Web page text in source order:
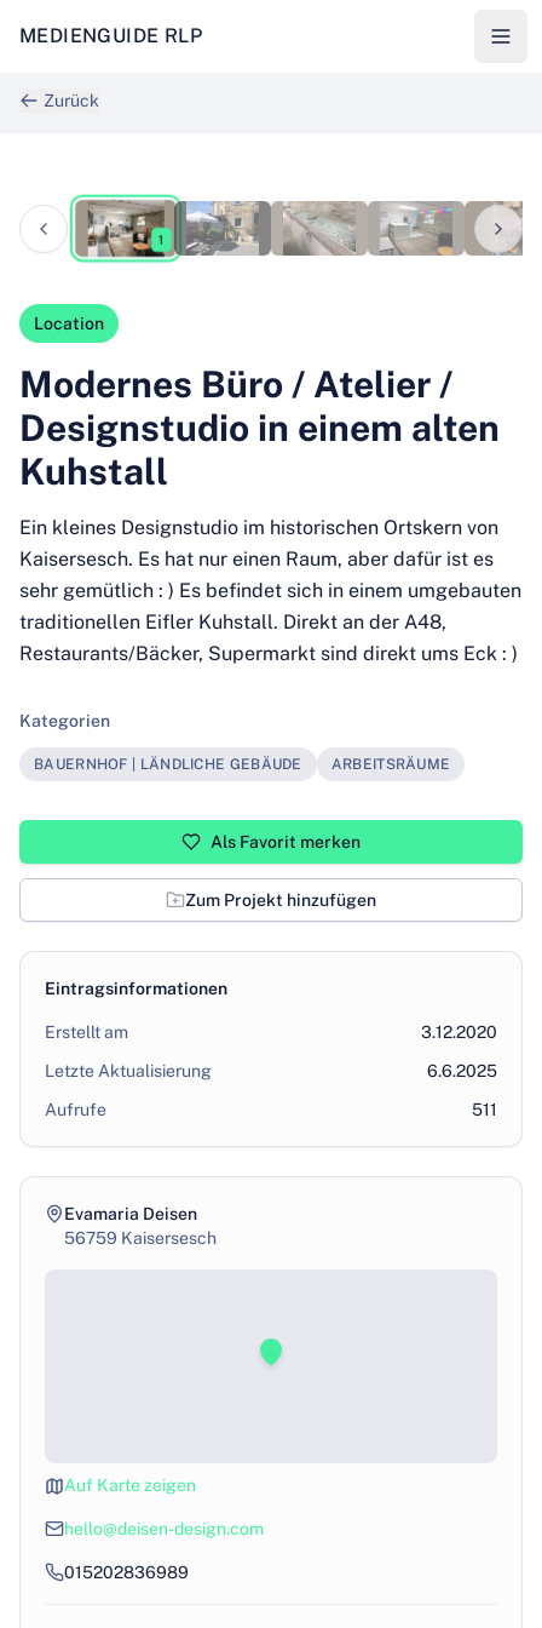
MEDIENGUIDE RLP
Zurück
1/ 5
1
Location
Modernes Büro / Atelier /
Designstudio in einem alten
Kuhstall
Ein kleines Designstudio im historischen Ortskern von
Kaisersesch. Es hat nur einen Raum, aber dafür ist es
sehr gemütlich : ) Es befindet sich in einem umgebauten
traditionellen Eifler Kuhstall. Direkt an der A48,
Restaurants/Bäcker, Supermarkt sind direkt ums Eck : )
Kategorien
BAUERNHOF | LÄNDLICHE GEBÄUDE ARBEITSRÄUME
Als Favorit merken
Zum Projekt hinzufügen
Eintragsinformationen
Erstellt am
3.12.2020
Letzte Aktualisierung
6.6.2025
Aufrufe
511
Evamaria Deisen
56759 Kaisersesch
Auf Karte zeigen
hello@deisen-design.com
015202836989